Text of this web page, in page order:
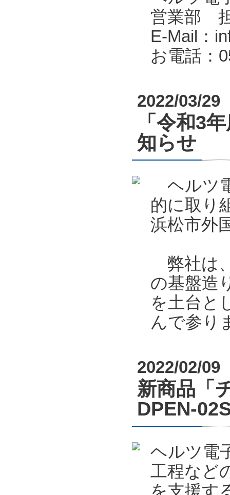
営業部
E-Mail：
お電話：
2022/03/29
「令和3
知らせ
ヘルツ
的に取り
浜松市外
弊社は
の基盤造
を土台と
んで参り
2022/02/09
新商品「
DPEN-
ヘルツ電
工程など
を支援す